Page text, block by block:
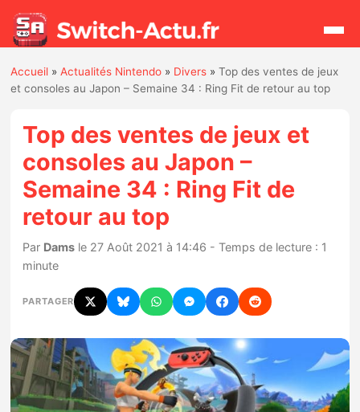
Rechercher
Actualités
Jeux
Hardware
Mises à jour
Chiffres de ventes
Rumeurs
Nintendo Direct
Accueil »Actualités Nintendo » Divers »Top des ventes de jeux
et consoles au Japon – Semaine 34 : Ring Fit de retour au top
Top des ventes de jeux et
consoles au Japon –
Semaine 34 : Ring Fit de
retour au top
Par Dams le 27 Août 2021 à 14:46 - Temps de lecture : 1
minute
PARTAGER